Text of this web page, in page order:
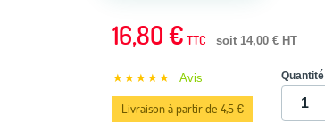
16,80 € TTC soit 14,00 € HT
★★★★★ Avis
Livraison à partir de 4,5 €
Quantité